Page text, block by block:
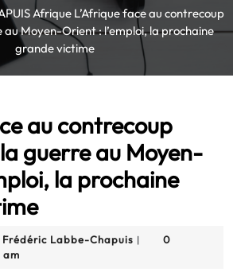
Afrique L’Afrique face au contrecoup
au Moyen-Orient : l’emploi, la prochaine
grande victime
au contrecoup
guerre au Moyen-
la prochaine
Frédéric Labbe-Chapuis Frédéric
|
0
am